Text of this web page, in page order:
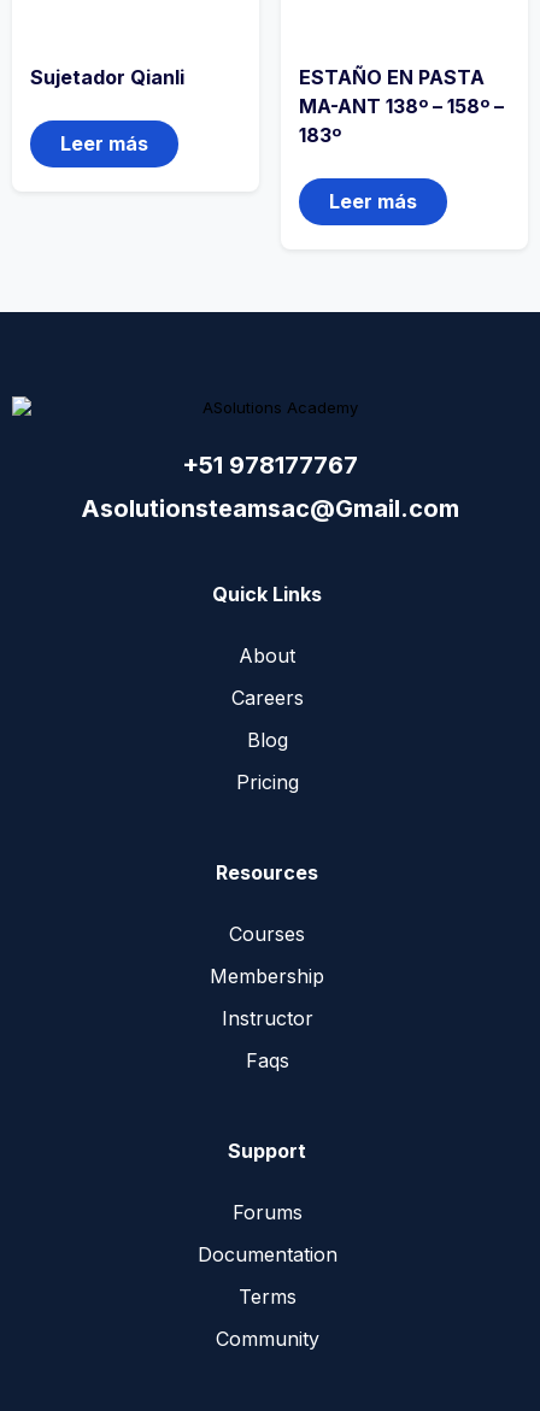
Sujetador Qianli
Leer más
ESTAÑO EN PASTA
MA-ANT 138º – 158º –
183º
Leer más
+51 978177767
Asolutionsteamsac@Gmail.com
Quick Links
About
Careers
Blog
Pricing
Resources
Courses
Membership
Instructor
Faqs
Support
Forums
Documentation
Terms
Community